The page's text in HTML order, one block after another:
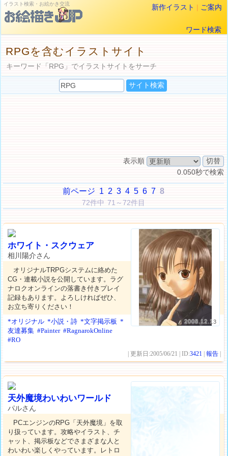
イラスト検索・お絵かき交流 新作イラスト | ご案内
ワード検索
RPGを含むイラストサイト
キーワード「RPG」でイラストサイトをサーチ
表示順
0.050秒で検索
前ページ 1 2 3 4 5 6 7 8
72件中 71～72件目
2008.12.13
ホワイト・スクウェア
相川陽介さん
オリジナルTRPGシステムに絡めた
CG・連載小説を公開しています。ラグ
ナロクオンラインの落書き付きプレイ
記録もあります。よろしければぜひ、
お立ち寄りください！
*オリジナル *小説・詩 *文字掲示板 *
友達募集 #Painter #RagnarokOnline
#RO
| 更新日:2005/06/21 | ID:3421 |報告
天外魔境わいわいワールド
パルさん
PCエンジンのRPG「天外魔境」を取
り扱っています。攻略やイラスト、チ
ャット、掲示板などでさまざまな人と
わいわい楽しくやっています。レトロ